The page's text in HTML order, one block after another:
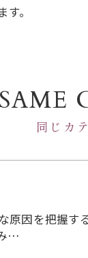
。
同じカ
SAME
原因を把握す
…